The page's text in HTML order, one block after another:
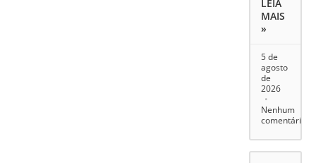
LEIA
MAIS
»
5 de
agosto
de
2026
Nenhum
comentário